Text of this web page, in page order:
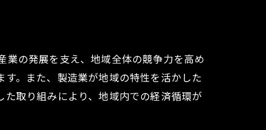
業の発展を支え、地域全体の競争力を高め
。また、製造業が地域の特性を活かした
取り組みにより、地域内での経済循環が